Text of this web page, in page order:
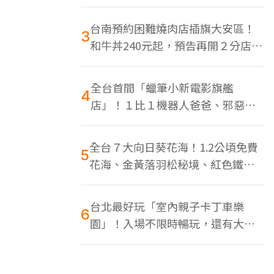
3台南預約困難燒肉店插旗大安區！
和牛丼240元起，預告再開２分店、
地點曝光
4全台首間「蠟筆小新電影旗艦
店」！１比１機器人爸爸、邪惡正
男，百款周邊買翻
5全台７大向日葵花海！1.2公頃免費
花海、金黃落羽松秘境、紅色鐵橋
同框
6台北最好玩「室內親子卡丁車樂
園」！入場不限時暢玩，還有大螢
幕Switch遊戲區